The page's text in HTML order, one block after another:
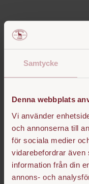
Samtycke
Denna webbplats
Vi använder
och annonserna till
för sociala medier
vidarebefordrar även
information från din
annons- och
Borstiq Farms 90 cm
designad för att
Den breda kvasten
kvastskaft. Skaft och
Populära